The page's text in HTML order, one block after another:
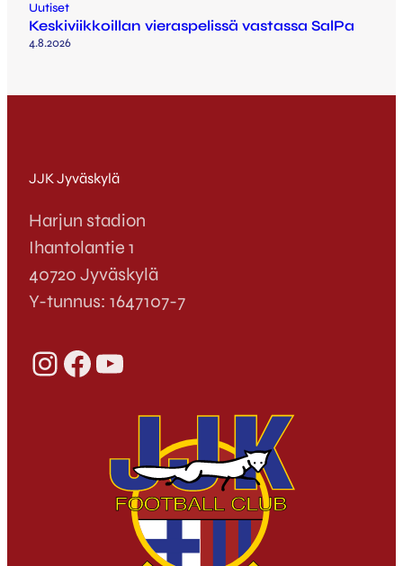
Uutiset
Keskiviikkoillan vieraspelissä vastassa SalPa
4.8.2026
JJK Jyväskylä
Harjun stadion
Ihantolantie 1
40720 Jyväskylä
Y-tunnus: 1647107-7
InstagramFacebook YouTube